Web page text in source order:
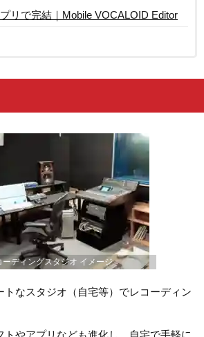
リで完結｜Mobile VOCALOID Editor
ーディングスタジオ イメージ
トなスタジオ（自宅等）でレコーディン